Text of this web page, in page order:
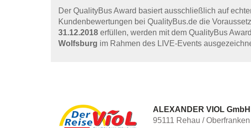
Der QualityBus Award basiert ausschließlich auf
Kundenbewertungen bei QualityBus.de die
31.12.2018 erfüllen, werden mit dem QualityBus
Wolfsburg im Rahmen des LIVE-Events
ALEXANDER VIOL
95111 Rehau / Oberfranken